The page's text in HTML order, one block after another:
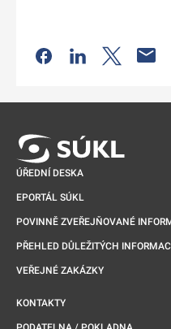
Odkaz se otevře
Odkaz seOdkaz
ÚŘEDNÍ DESKA
EPORTÁL SÚKL
POVINNĚ ZVEŘEJŇOVANÉ
PŘEHLED DŮLEŽITÝCH
VEŘEJNÉ ZAKÁZKY
KONTAKTY